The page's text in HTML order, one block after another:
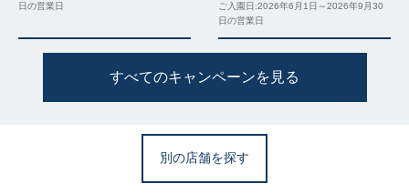
日の営業日
ご入園日:2026年6月1日～2026年9月30
日の営業日
すべてのキャンペーンを見る
別の店舗を探す